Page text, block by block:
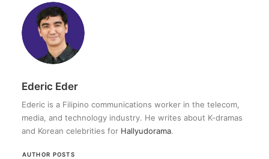
Ederic Eder
Ederic is a Filipino communications worker in the telecom,
media, and technology industry. He writes about K-dramas
and Korean celebrities for Hallyudorama.
AUTHOR POSTS